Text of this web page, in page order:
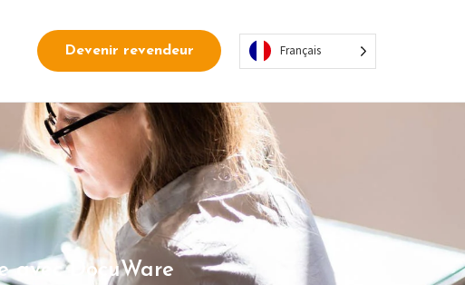
Devenir revendeur Français
avec DocuWare